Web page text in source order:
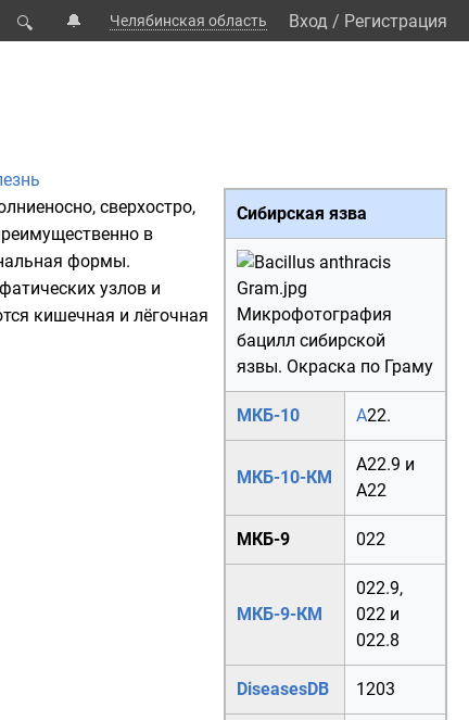
🔍 🔔 Челябинская область Вход / Регистрация
Сибирская язва
Микрофотография
бацилл сибирской
язвы. Окраска по Граму
МКБ-10 A22.
МКБ-10-КМ
A22.9 и
A22
МКБ-9 022
МКБ-9-КМ
022.9,
022 и
022.8
DiseasesDB 1203
сверхостро,
в
формы.
узлов и
кишечная и лёгочная